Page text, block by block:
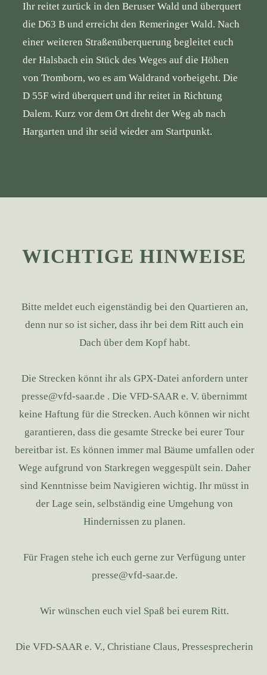
Ihr reitet zurück in den Beruser Wald und überquert
die D63 B und erreicht den Remeringer Wald. Nach
einer weiteren Straßenüberquerung begleitet euch
der Halsbach ein Stück des Weges auf die Höhen
von Tromborn, wo es am Waldrand vorbeigeht. Die
D 55F wird überquert und ihr reitet in Richtung
Dalem. Kurz vor dem Ort dreht der Weg ab nach
Hargarten und ihr seid wieder am Startpunkt.
WICHTIGE HINWEISE
Bitte meldet euch eigenständig bei den Quartieren an,
denn nur so ist sicher, dass ihr bei dem Ritt auch ein
Dach über dem Kopf habt.
Die Strecken könnt ihr als GPX-Datei anfordern unter
presse@vfd-saar.de . Die VFD-SAAR e. V. übernimmt
keine Haftung für die Strecken. Auch können wir nicht
garantieren, dass die gesamte Strecke bei eurer Tour
bereitbar ist. Es können immer mal Bäume umfallen oder
Wege aufgrund von Starkregen weggespült sein. Daher
sind Kenntnisse beim Navigieren wichtig. Ihr müsst in
der Lage sein, selbständig eine Umgehung von
Hindernissen zu planen.
Für Fragen stehe ich euch gerne zur Verfügung unter
presse@vfd-saar.de.
Wir wünschen euch viel Spaß bei eurem Ritt.
Die VFD-SAAR e. V., Christiane Claus, Pressesprecherin